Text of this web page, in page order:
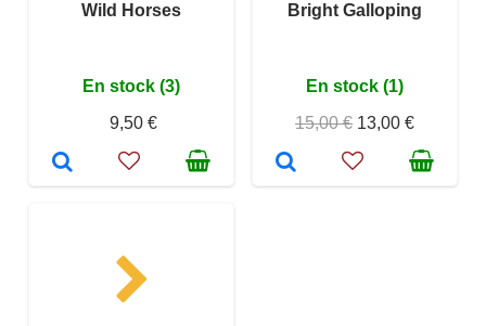
Wild Horses
En stock (3)
9,50 €
Bright Galloping
En stock (1)
15,00 € 13,00 €